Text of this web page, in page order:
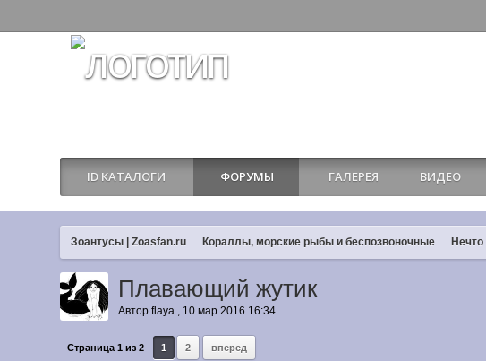
ID КАТАЛОГИ ФОРУМЫ ГАЛЕРЕЯ ВИДЕО
Зоантусы | Zoasfan.ru Кораллы, морские рыбы и беспозвоночные Нечто
Плавающий жутик
Авторflaya , 10 мар 2016 16:34
Страница 1 из 2 1 2 вперед